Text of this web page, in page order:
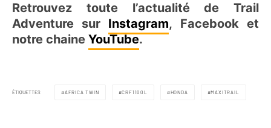
Retrouvez toute l’actualité de Trail
Adventure sur Instagram, Facebook et
notre chaine YouTube.
ÉTIQUETTES AFRICA TWIN CRF1100L HONDA MAXITRAIL